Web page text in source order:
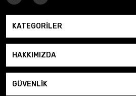
KATEGORİLER
HAKKIMIZDA
GÜVENLİK